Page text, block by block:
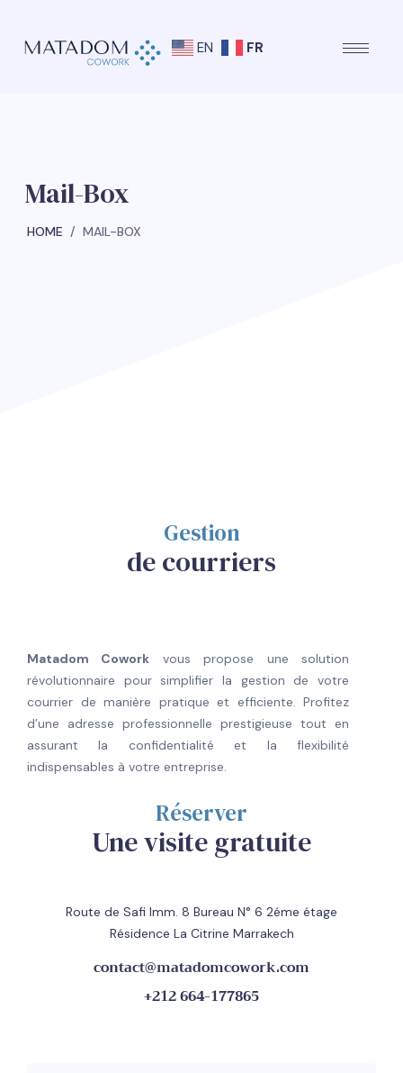
EN FR
Mail-Box
HOME MAIL-BOX
Gestion
de courriers
Matadom Cowork vous propose une solution
révolutionnaire pour simplifier la gestion de votre
courrier de manière pratique et efficiente. Profitez
d’une adresse professionnelle prestigieuse tout en
assurant la confidentialité et la flexibilité
indispensables à votre entreprise.
Réserver
Une visite gratuite
Route de Safi Imm. 8 Bureau N° 6 2éme étage
Résidence La Citrine Marrakech
contact@matadomcowork.com
+212 664-177865